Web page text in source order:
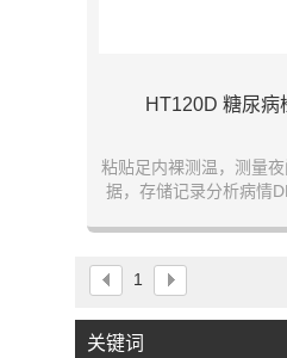
HT120D 糖尿病
粘贴足内裸测温，测量
据，存储记录分析病情
1
关键词